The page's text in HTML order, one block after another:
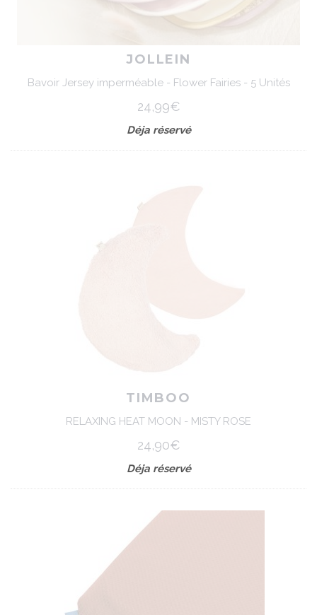
JOLLEIN
Bavoir Jersey imperméable - Flower Fairies - 5 Unités
24,99€
Déja réservé
TIMBOO
RELAXING HEAT MOON - MISTY ROSE
24,90€
Déja réservé